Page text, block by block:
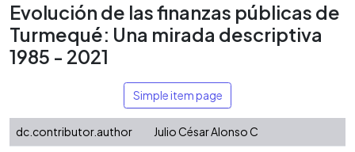
Evolución de las finanzas públicas de
Turmequé: Una mirada descriptiva
1985 - 2021
Simple item page
dc.contributor.author
Julio César Alonso C